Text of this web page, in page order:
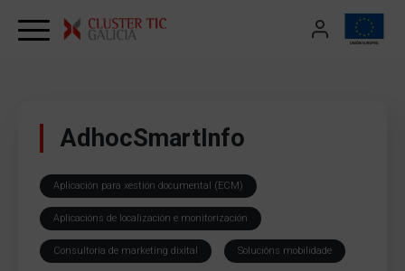
AdhocSmartInfo
Aplicación para xestión documental (ECM)
Aplicacións de localización e monitorización
Consultoría de marketing dixital Solucións mobilidade